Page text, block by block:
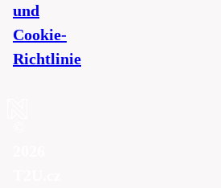
und
Cookie-
Richtlinie